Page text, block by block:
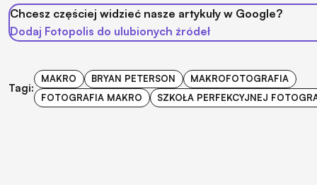
Chcesz częściej widzieć nasze artykuły w Google?
Dodaj Fotopolis do ulubionych źródeł
Tagi:
MAKRO BRYAN PETERSON
MAKROFOTOGRAFIA
FOTOGRAFIA MAKRO
SZKOŁA PERFEKCYJNEJ